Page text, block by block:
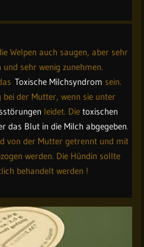
Welpen auch saugen, aber sehr
sehr wenig zunehmen.
Toxische Milchsyndrom sein.
der Mutter, wenn sie unter
leidet. Die toxischen
das Blut in die Milch abgegeben.
von der Mutter getrennt und mit
werden. Die Hündin sollte
behandelt werden !